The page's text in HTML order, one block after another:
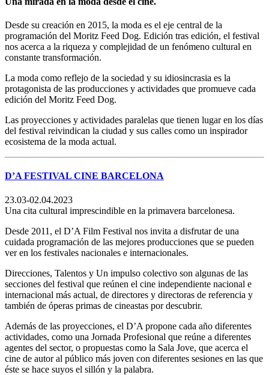
Desde su creación en 2015, la moda es el eje central de la
programación del Moritz Feed Dog. Edición tras edición, el festival
nos acerca a la riqueza y complejidad de un fenómeno cultural en
constante transformación.
La moda como reflejo de la sociedad y su idiosincrasia es la
protagonista de las producciones y actividades que promueve cada
edición del Moritz Feed Dog.
Las proyecciones y actividades paralelas que tienen lugar en los días
del festival reivindican la ciudad y sus calles como un inspirador
ecosistema de la moda actual.
D’A FESTIVAL CINE BARCELONA
23.03-02.04.2023
Una cita cultural imprescindible en la primavera barcelonesa.
Desde 2011, el D’A Film Festival nos invita a disfrutar de una
cuidada programación de las mejores producciones que se pueden
ver en los festivales nacionales e internacionales.
Direcciones, Talentos y Un impulso colectivo son algunas de las
secciones del festival que reúnen el cine independiente nacional e
internacional más actual, de directores y directoras de referencia y
también de óperas primas de cineastas por descubrir.
Además de las proyecciones, el D’A propone cada año diferentes
actividades, como una Jornada Profesional que reúne a diferentes
agentes del sector, o propuestas como la Sala Jove, que acerca el
cine de autor al público más joven con diferentes sesiones en las que
éste se hace suyos el sillón y la palabra.